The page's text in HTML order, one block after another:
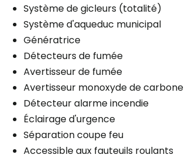
Système de gicleurs (totalité)
Système d'aqueduc municipal
Génératrice
Détecteurs de fumée
Avertisseur de fumée
Avertisseur monoxyde de carbone
Détecteur alarme incendie
Éclairage d'urgence
Séparation coupe feu
Accessible aux fauteuils roulants